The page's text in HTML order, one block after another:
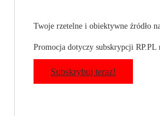
Twoje rzetelne i obiektywne źródło
Promocja dotyczy subskrypcji RP.PL
Subskrybuj teraz!